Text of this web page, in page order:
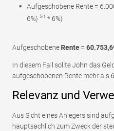
Aufgeschobene Rente =
6%) 5-1 * 6%)
Aufgeschobene Rente =
In diesem Fall sollte John das
aufgeschobenen Rente mehr als
Relevanz und
Aus Sicht eines Anlegers sind
hauptsächlich zum Zweck der